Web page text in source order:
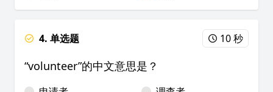
4. 单选题 10 秒
“volunteer”的中文意思是？